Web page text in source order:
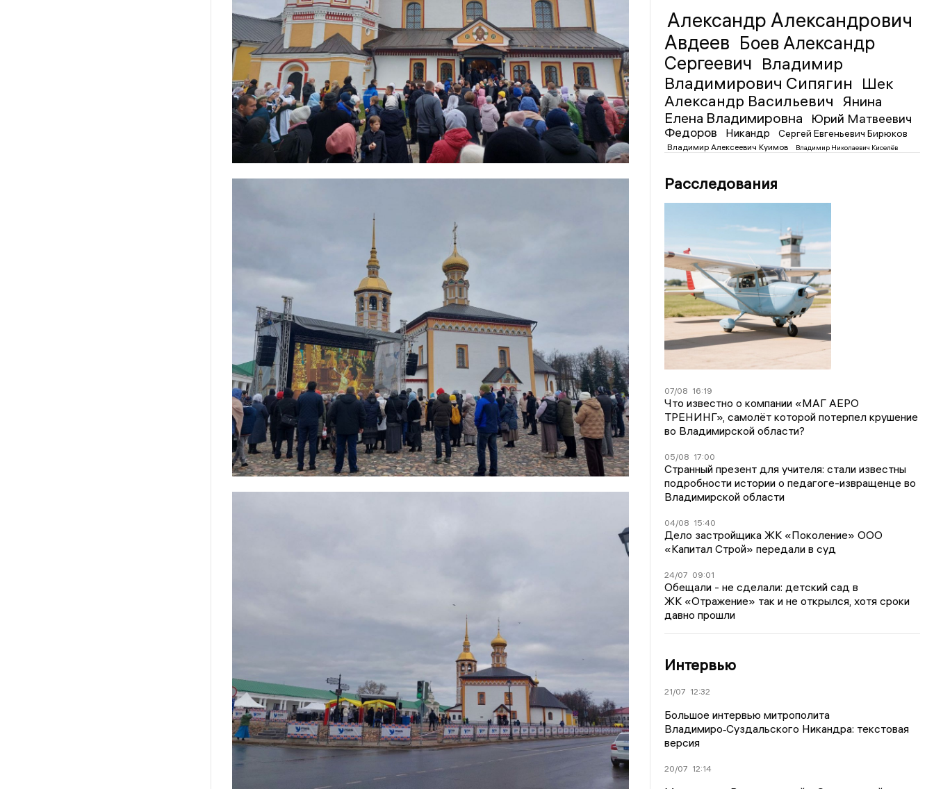
Александр Александрович
Авдеев Боев Александр
Сергеевич Владимир
Владимирович Сипягин Шек
Александр Васильевич
Янина
Елена Владимировна
Юрий Матвеевич
Федоров
Никандр Сергей Евгеньевич Бирюков
Владимир Алексеевич Куимов Владимир Николаевич Киселёв
Расследования
07/08 16:19
Что известно о компании «МАГ АЕРО
ТРЕНИНГ», самолёт которой потерпел крушение
во Владимирской области?
05/08 17:00
Странный презент для учителя: стали известны
подробности истории о педагоге-извращенце во
Владимирской области
04/08 15:40
Дело застройщика ЖК «Поколение» ООО
«Капитал Строй» передали в суд
24/07 09:01
Обещали - не сделали: детский сад в
ЖК «Отражение» так и не открылся, хотя сроки
давно прошли
Интервью
21/07 12:32
Большое интервью митрополита
Владимиро‑Суздальского Никандра: текстовая
версия
20/07 12:14